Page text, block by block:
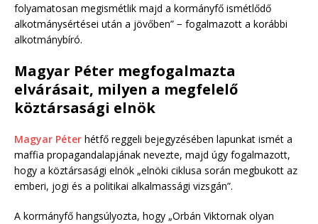
folyamatosan megismétlik majd a kormányfő ismétlődő
alkotmánysértései után a jövőben” − fogalmazott a korábbi
alkotmánybíró.
Magyar Péter megfogalmazta
elvárásait, milyen a megfelelő
köztársasági elnök
Magyar Péter hétfő reggeli bejegyzésében lapunkat ismét a
maffia propagandalapjának nevezte, majd úgy fogalmazott,
hogy a köztársasági elnök „elnöki ciklusa során megbukott az
emberi, jogi és a politikai alkalmassági vizsgán”.
A kormányfő hangsúlyozta, hogy „Orbán Viktornak olyan